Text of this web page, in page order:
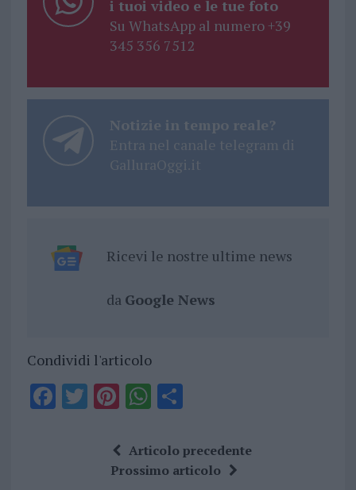
i tuoi video e le tue foto
Su WhatsApp al numero +39
345 356 7512
Notizie in tempo reale?
Entra nel canale telegram di
GalluraOggi.it
Ricevi le nostre ultime news
da Google News
Condividi l'articolo
F T Pi
te
re
W
at
s
S
a
re
Articolo precedente
Prossimo articolo